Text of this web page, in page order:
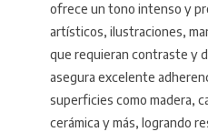
ofrece un tono intenso y
artísticos, ilustraciones,
que requieran contraste y
asegura excelente
superficies como madera,
cerámica y más, logrando